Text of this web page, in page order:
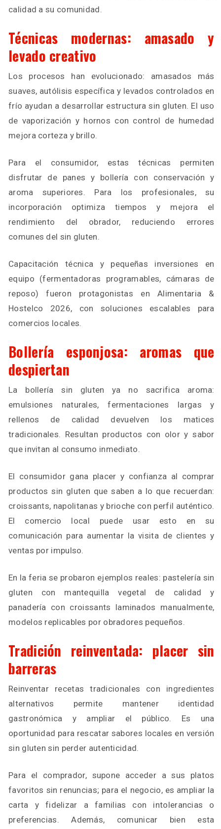
calidad a su comunidad.
Técnicas modernas: amasado y
levado creativo
Los procesos han evolucionado: amasados más
suaves, autólisis específica y levados controlados en
frío ayudan a desarrollar estructura sin gluten. El uso
de vaporización y hornos con control de humedad
mejora corteza y brillo.
Para el consumidor, estas técnicas permiten
disfrutar de panes y bollería con conservación y
aroma superiores. Para los profesionales, su
incorporación optimiza tiempos y mejora el
rendimiento del obrador, reduciendo errores
comunes del sin gluten.
Capacitación técnica y pequeñas inversiones en
equipo (fermentadoras programables, cámaras de
reposo) fueron protagonistas en Alimentaria &
Hostelco 2026, con soluciones escalables para
comercios locales.
Bollería esponjosa: aromas que
despiertan
La bollería sin gluten ya no sacrifica aroma:
emulsiones naturales, fermentaciones largas y
rellenos de calidad devuelven los matices
tradicionales. Resultan productos con olor y sabor
que invitan al consumo inmediato.
El consumidor gana placer y confianza al comprar
productos sin gluten que saben a lo que recuerdan:
croissants, napolitanas y brioche con perfil auténtico.
El comercio local puede usar esto en su
comunicación para aumentar la visita de clientes y
ventas por impulso.
En la feria se probaron ejemplos reales: pastelería sin
gluten con mantequilla vegetal de calidad y
panadería con croissants laminados manualmente,
modelos replicables por obradores pequeños.
Tradición reinventada: placer sin
barreras
Reinventar recetas tradicionales con ingredientes
alternativos permite mantener identidad
gastronómica y ampliar el público. Es una
oportunidad para rescatar sabores locales en versión
sin gluten sin perder autenticidad.
Para el comprador, supone acceder a sus platos
favoritos sin renuncias; para el negocio, es ampliar la
carta y fidelizar a familias con intolerancias o
preferencias. Además, comunicar bien esta